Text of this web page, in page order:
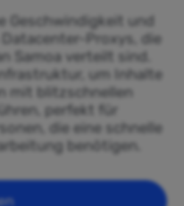
Geschwindigkeit und
Proxys, die
Samoa verteilt sind.
um Inhalte
mit blitzschnellen
perfekt für
die eine schnelle
benötigen.